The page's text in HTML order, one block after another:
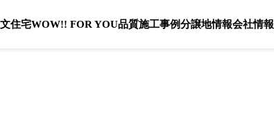
プレミアムのメニューを開く
住宅WOW!! FOR YOU品質施工事例分譲地情報会社情報